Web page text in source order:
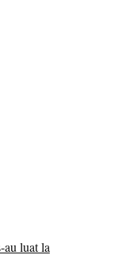
luat la